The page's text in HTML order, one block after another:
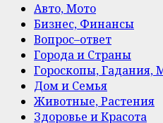
Авто, Мото
Бизнес, Финансы
Вопрос–ответ
Города и Страны
Гороскопы, Гадания,
Дом и Семья
Животные, Растения
Здоровье и Красота